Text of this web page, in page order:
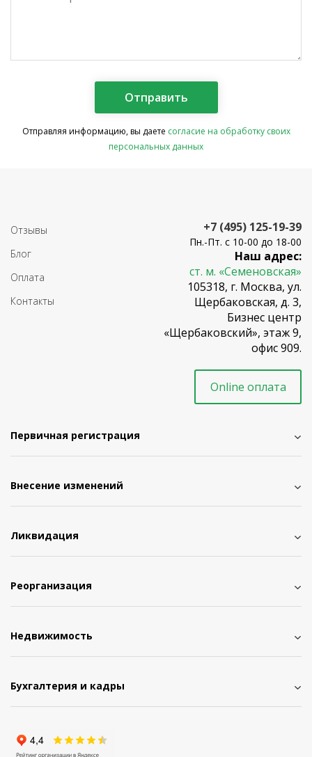
Отправляя информацию, вы даете согласие на обработку своих
персональных данных
Отзывы
Блог
Оплата
Контакты
+7 (495) 125-19-39
Пн.-Пт. с 10-00 до 18-00
Наш адрес:
ст. м. «Семеновская»
105318, г. Москва, ул.
Щербаковская, д. 3,
Бизнес центр
«Щербаковский», этаж 9,
офис 909.
Online оплата
Первичная регистрация
Внесение изменений
Ликвидация
Реорганизация
Недвижимость
Бухгалтерия и кадры